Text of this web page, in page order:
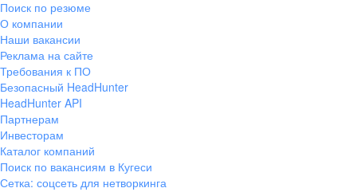
Поиск по резюме
О компании
Наши вакансии
Реклама на сайте
Требования к ПО
Безопасный HeadHunter
HeadHunter API
Партнерам
Инвесторам
Каталог компаний
Поиск по вакансиям в Кугеси
Сетка: соцсеть для нетворкинга